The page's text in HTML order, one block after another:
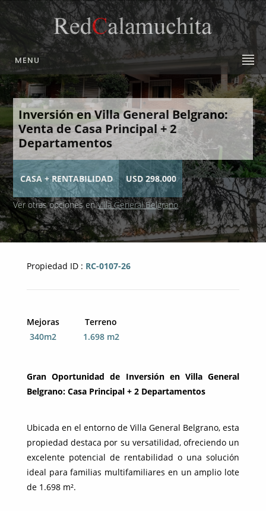
MENU
Inversión en Villa General Belgrano:
Venta de Casa Principal + 2
Departamentos
CASA + RENTABILIDAD USD 298.000
Ver otras opciones enVilla General Belgrano
Propiedad ID : RC-0107-26
Mejoras
340m2
Terreno
1.698 m2
Gran Oportunidad de Inversión en Villa General
Belgrano: Casa Principal + 2 Departamentos
Ubicada en el entorno de Villa General Belgrano, esta
propiedad destaca por su versatilidad, ofreciendo un
excelente potencial de rentabilidad o una solución
ideal para familias multifamiliares en un amplio lote
de 1.698 m².